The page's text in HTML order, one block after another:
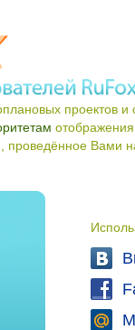
проектов
Вами